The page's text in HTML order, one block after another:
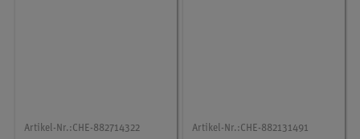
Artikel-Nr.:CHE-882714322 Artikel-Nr.:CHE-882131491